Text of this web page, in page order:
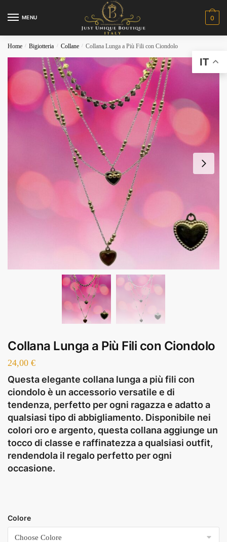
MENU 0
Home / Bigiotteria / Collane / Collana Lunga a Più Fili con Ciondolo
Collana Lunga a Più Fili con Ciondolo
24,00 €
Questa elegante collana lunga a più fili con
ciondolo è un accessorio versatile e di
tendenza, perfetto per ogni ragazza e adatto a
qualsiasi tipo di abbigliamento. Disponibile nei
colori oro e argento, questa collana aggiunge un
tocco di classe e raffinatezza a qualsiasi outfit,
rendendola il regalo perfetto per ogni
occasione.
Colore
IT